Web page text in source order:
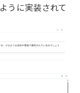
うに実装されて